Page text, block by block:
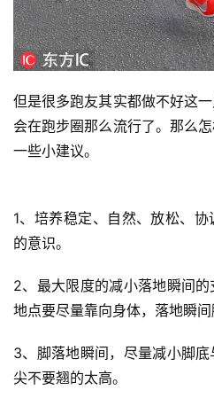
但是很多跑友其实都做不好这
会在跑步圈那么流行了。那么
一些小建议。
1、培养稳定、自然、放松、
的意识。
2、最大限度的减小落地瞬间
地点要尽量靠向身体，落地瞬间
3、脚落地瞬间，尽量减小脚
尖不要翘的太高。